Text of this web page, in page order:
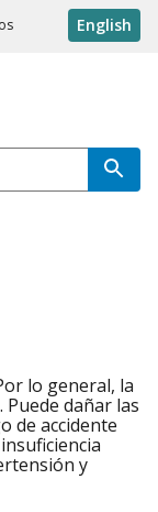
English
lo general, la
dañar las
de accidente
y